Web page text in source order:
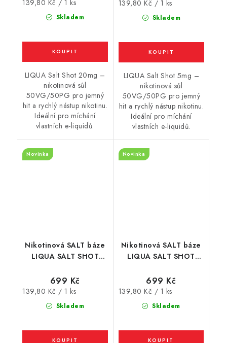
Skladem
139,80 Kč / 1 ks
LIQUA Salt Shot 20mg –
nikotinová sůl
50VG/50PG pro jemný
hit a rychlý nástup nikotinu.
Ideální pro míchání
vlastních e-liquidů.
Skladem
Měrná
139,80 Kč / 1 ks
LIQUA Salt Shot 5mg –
nikotinová sůl
50VG/50PG pro jemný
hit a rychlý nástup nikotinu.
Ideální pro míchání
vlastních e-liquidů.
Nikotinová SALT báze
LIQUA SALT SHOT
/ 10mg
Novinka
Skladem
699 Kč
Měrná
139,80 Kč / 1 ks
Nikotinová SALT báze
LIQUA SALT SHOT
/ 15mg
Novinka
Skladem
699 Kč
Měrná
139,80 Kč / 1 ks